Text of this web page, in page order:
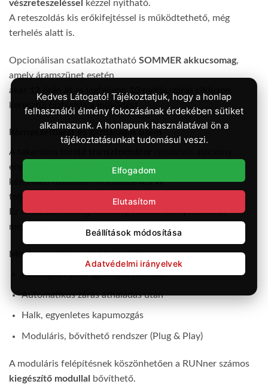
vészreteszeléssel
kézzel nyitható.
A reteszoldás kis erőkifejtéssel is működtethető, még
terhelés alatt is.
Opcionálisan csatlakoztatható SOMMER akkucsomag,
amely áramszünet esetén
akár
keresztül biztosítja a működést.
Környezetbarát és gazdaságos üzem
A takarékos
energiafogyasztást biztosít,
készenléti üzemben mindössze0,5 W
teljesítményfelvétellel.
Ez nemcsak költséghatékony, hanem környezetbarát
megoldás is.
Mindennapi kényelmi funkciók
Részleges nyitás (gyalogos funkció)
Automatikus zárás áthaladás után
Halk, egyenletes kapumozgás
Moduláris, bővíthető rendszer (Plug & Play)
A moduláris felépítésnek köszönhetően a RUNner számos
kiegészítő modullal
bővíthető.
Kedves Látogató! Tájékoztatjuk, hogy a honlap
felhasználói élmény fokozásának érdekében sütiket
alkalmazunk. A honlapunk használatával ön a
tájékoztatásunkat tudomásul veszi.
Elfogadom
Elutasítom
Beállítások módosítása
Adatvédelmi irányelvek